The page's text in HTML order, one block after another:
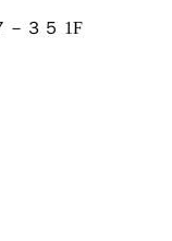
－３５ 1F